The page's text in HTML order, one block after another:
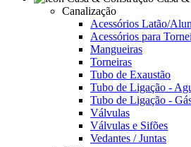
Canalização
Acessórios Latão/
Acessórios para
Mangueiras
Torneiras
Tubo de Exaustão
Tubo de Ligação -
Tubo de Ligação -
Válvulas
Válvulas e Sifões
Vedantes / Juntas